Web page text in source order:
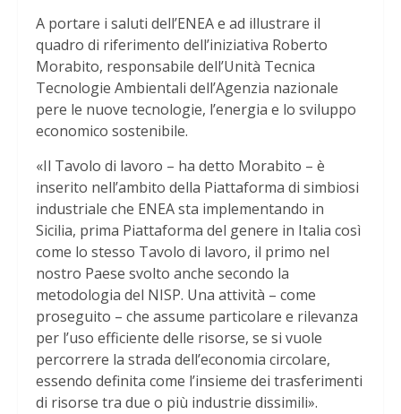
A portare i saluti dell’ENEA e ad illustrare il
quadro di riferimento dell’iniziativa Roberto
Morabito, responsabile dell’Unità Tecnica
Tecnologie Ambientali dell’Agenzia nazionale
pere le nuove tecnologie, l’energia e lo sviluppo
economico sostenibile.
«Il Tavolo di lavoro – ha detto Morabito – è
inserito nell’ambito della Piattaforma di simbiosi
industriale che ENEA sta implementando in
Sicilia, prima Piattaforma del genere in Italia così
come lo stesso Tavolo di lavoro, il primo nel
nostro Paese svolto anche secondo la
metodologia del NISP. Una attività – come
proseguito – che assume particolare e rilevanza
per l’uso efficiente delle risorse, se si vuole
percorrere la strada dell’economia circolare,
essendo definita come l’insieme dei trasferimenti
di risorse tra due o più industrie dissimili».